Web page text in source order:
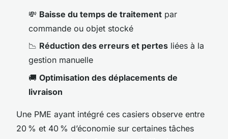
💸 Baisse du temps de traitement par
commande ou objet stocké
📉 Réduction des erreurs et pertes liées à la
gestion manuelle
🚚 Optimisation des déplacements de
livraison
Une PME ayant intégré ces casiers observe entre
20 % et 40 % d’économie sur certaines tâches